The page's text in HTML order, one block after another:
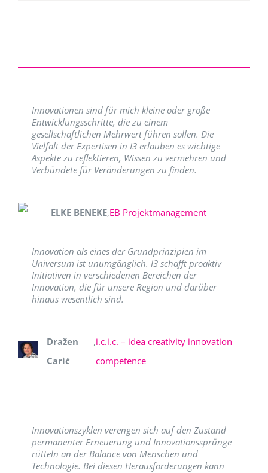
Innovationen sind für mich kleine oder große
Entwicklungsschritte, die zu einem
gesellschaftlichen Mehrwert führen sollen. Die
Vielfalt der Expertisen in I3 erlauben es wichtige
Aspekte zu reflektieren, Wissen zu vermehren und
Verbündete für Veränderungen zu finden.
ELKE BENEKE,EB Projektmanagement
Innovation als eines der Grundprinzipien im
Universum ist unumgänglich. I3 schafft proaktiv
Initiativen in verschiedenen Bereichen der
Innovation, die für unsere Region und darüber
hinaus wesentlich sind.
Dražen
Carić
,i.c.i.c. – idea creativity innovation
competence
Innovationszyklen verengen sich auf den Zustand
permanenter Erneuerung und Innovationssprünge
rütteln an der Balance von Menschen und
Technologie. Bei diesen Herausforderungen kann